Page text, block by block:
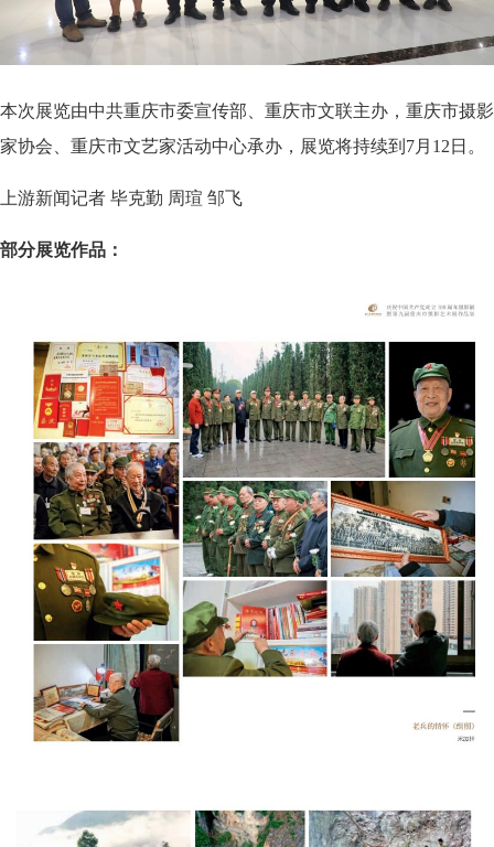
本次展览由中共重庆市委宣传部、重庆市文联主办，重庆市摄影
家协会、重庆市文艺家活动中心承办，展览将持续到7月12日。
上游新闻记者 毕克勤 周瑄 邹飞
部分展览作品：